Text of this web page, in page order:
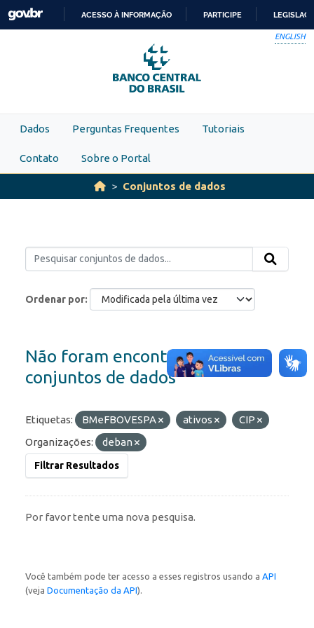
Skip to main content
PARA
O
CONTEÚDO
ACESSO À INFORMAÇÃO PARTICIPE
ENGLISH
Dados Perguntas Frequentes Tutoriais
Contato Sobre o Portal
Conjuntos de dados
Ordenar por
Não foram encontrados
conjuntos de dados
Etiquetas: BMeFBOVESPA ativos
CIP
Organizações:
deban
Filtrar Resultados
Por favor tente uma nova pesquisa.
Você também pode ter acesso a esses registros usando a API
(veja Documentação da API).